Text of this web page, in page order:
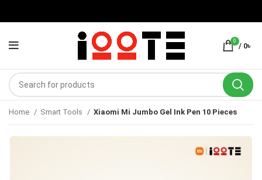
0
/ 0৳
Home Smart Tools Xiaomi Mi Jumbo Gel Ink Pen 10 Pieces